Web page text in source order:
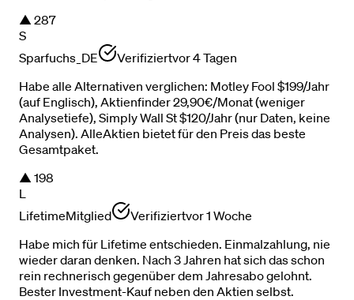
▲ 287
S
Sparfuchs_DE
Verifiziertvor 4 Tagen
Habe alle Alternativen verglichen: Motley Fool $199/Jahr
(auf Englisch), Aktienfinder 29,90€/Monat (weniger
Analysetiefe), Simply Wall St $120/Jahr (nur Daten, keine
Analysen). AlleAktien bietet für den Preis das beste
Gesamtpaket.
▲ 198
L
LifetimeMitglied
Verifiziertvor 1 Woche
Habe mich für Lifetime entschieden. Einmalzahlung, nie
wieder daran denken. Nach 3 Jahren hat sich das schon
rein rechnerisch gegenüber dem Jahresabo gelohnt.
Bester Investment-Kauf neben den Aktien selbst.